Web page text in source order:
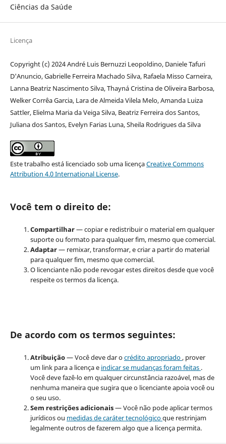
Ciências da Saúde
Licença
Copyright (c) 2024 André Luis Bernuzzi Leopoldino, Daniele Tafuri
D'Anuncio, Gabrielle Ferreira Machado Silva, Rafaela Misso Carneira,
Lanna Beatriz Nascimento Silva, Thayná Cristina de Oliveira Barbosa,
Welker Corrêa Garcia, Lara de Almeida Vilela Melo, Amanda Luiza
Sattler, Elielma Maria da Veiga Silva, Beatriz Ferreira dos Santos,
Juliana dos Santos, Evelyn Farias Luna, Sheila Rodrigues da Silva
Este trabalho está licenciado sob uma licençaCreative Commons
Attribution 4.0 International License.
Você tem o direito de:
Compartilhar— copiar e redistribuir o material em qualquer
suporte ou formato para qualquer fim, mesmo que comercial.
Adaptar— remixar, transformar, e criar a partir do material
para qualquer fim, mesmo que comercial.
O licenciante não pode revogar estes direitos desde que você
respeite os termos da licença.
De acordo com os termos seguintes:
Atribuição— Você deve dar ocrédito apropriado, prover
um link para a licença e indicar se mudanças foram feitas .
Você deve fazê-lo em qualquer circunstância razoável, mas de
nenhuma maneira que sugira que o licenciante apoia você ou
o seu uso.
Sem restrições adicionais— Você não pode aplicar termos
jurídicos ou medidas de caráter tecnológicoque restrinjam
legalmente outros de fazerem algo que a licença permita.